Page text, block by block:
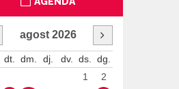
agost 2026
dt. dm. dj. dv. ds.
dg.
1
2